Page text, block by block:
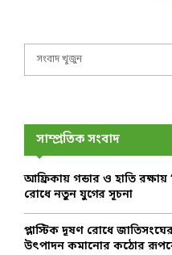
f
r
সাম্প্রতিক সংবাদ
আফ্রিকায় গন্ডার ও হাতি রক্ষায়
রোধে নতুন যুগের সূচনা
প্লাস্টিক দূষণ রোধে
উৎপাদন কমানোর কঠোর